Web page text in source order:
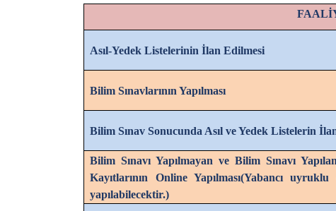
Asıl-Yedek Listelerinin İlan Edilmesi
Bilim Sınavlarının Yapılması
Bilim Sınav Sonucunda Asıl ve Yedek Listelerin
Bilim Sınavı Yapılmayan ve Bilim Sınavı
Kayıtlarının Online Yapılması(Yabancı
yapılabilecektir.)